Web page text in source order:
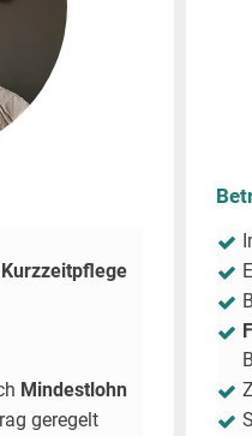
Kurzzeitpflege
Mindestlohn
geregelt